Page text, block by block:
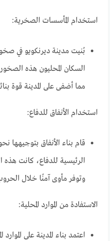
استخدام المأسسات الصخرية:
بُنيت مدينة ديرنكويو في
السكان المحليون هذه
مما أضفى على المدينة قوة
استخدام الأنفاق للدفاع:
قام بناء الأنفاق بتوجيهها
الرئيسية للدفاع، كانت
وتوفر مأوى آمنًا خلال
الاستفادة من الموارد المحلية:
اعتمد بناء المدينة على